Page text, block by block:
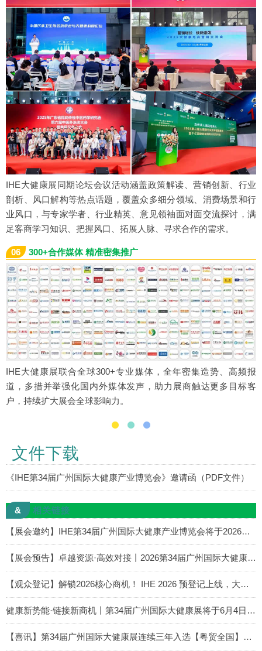
IHE大健康展同期论坛会议活动涵盖政策解读、营销创新、行业
剖析、风口解构等热点话题，覆盖众多细分领域、消费场景和行
业风口，与专家学者、行业精英、意见领袖面对面交流探讨，满
足客商学习知识、把握风口、拓展人脉、寻求合作的需求。
06 300+合作媒体 精准密集推广
IHE大健康展联合全球300+专业媒体，全年密集造势、高频报
道，多措并举强化国内外媒体发声，助力展商触达更多目标客
户，持续扩大展会全球影响力。
文件下载
《IHE第34届广州国际大健康产业博览会》邀请函（PDF文件）
& 相关链接
【展会邀约】IHE第34届广州国际大健康产业博览会将于2026年6月4-6日在广交会展馆举办
【展会预告】卓越资源·高效对接丨2026第34届广州国际大健康展邀您共启全球大健康经济新赛道
【观众登记】解锁2026核心商机！ IHE 2026 预登记上线，大健康全产业链货源一站找齐！
健康新势能·链接新商机丨第34届广州国际大健康展将于6月4日盛大启幕
【喜讯】第34届广州国际大健康展连续三年入选【粤贸全国】目录丨IHE大健康展会